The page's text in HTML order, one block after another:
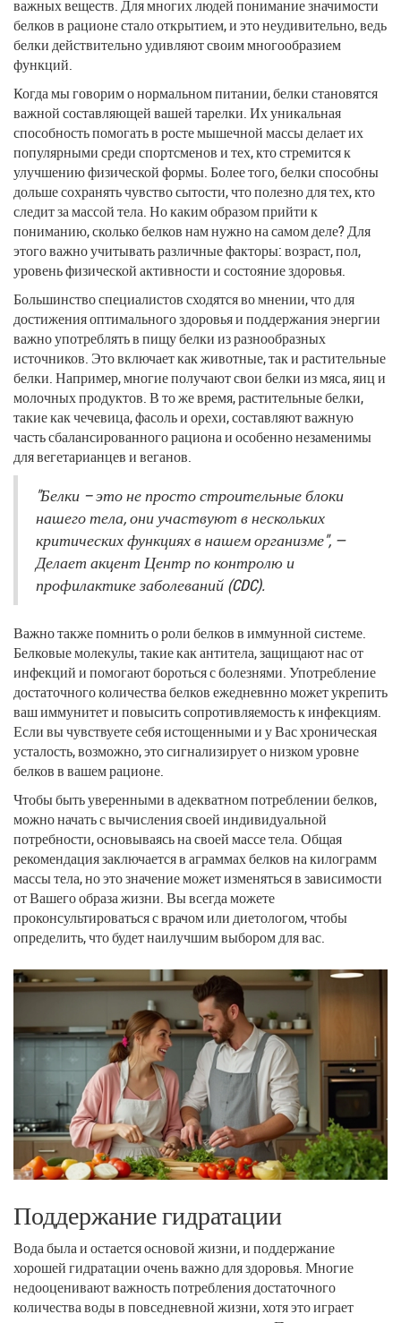
важных веществ. Для многих людей понимание значимости
белков в рационе стало открытием, и это неудивительно, ведь
белки действительно удивляют своим многообразием
функций.
Когда мы говорим о нормальном питании, белки становятся
важной составляющей вашей тарелки. Их уникальная
способность помогать в росте мышечной массы делает их
популярными среди спортсменов и тех, кто стремится к
улучшению физической формы. Более того, белки способны
дольше сохранять чувство сытости, что полезно для тех, кто
следит за массой тела. Но каким образом прийти к
пониманию, сколько белков нам нужно на самом деле? Для
этого важно учитывать различные факторы: возраст, пол,
уровень физической активности и состояние здоровья.
Большинство специалистов сходятся во мнении, что для
достижения оптимального здоровья и поддержания энергии
важно употреблять в пищу белки из разнообразных
источников. Это включает как животные, так и растительные
белки. Например, многие получают свои белки из мяса, яиц и
молочных продуктов. В то же время, растительные белки,
такие как чечевица, фасоль и орехи, составляют важную
часть сбалансированного рациона и особенно незаменимы
для вегетарианцев и веганов.
"Белки – это не просто строительные блоки
нашего тела, они участвуют в нескольких
критических функциях в нашем организме", —
Делает акцент Центр по контролю и
профилактике заболеваний (CDC).
Важно также помнить о роли белков в иммунной системе.
Белковые молекулы, такие как антитела, защищают нас от
инфекций и помогают бороться с болезнями. Употребление
достаточного количества белков ежедневнно может укрепить
ваш иммунитет и повысить сопротивляемость к инфекциям.
Если вы чувствуете себя истощенными и у Вас хроническая
усталость, возможно, это сигнализирует о низком уровне
белков в вашем рационе.
Чтобы быть уверенными в адекватном потреблении белков,
можно начать с вычисления своей индивидуальной
потребности, основываясь на своей массе тела. Общая
рекомендация заключается в аграммах белков на килограмм
массы тела, но это значение может изменяться в зависимости
от Вашего образа жизни. Вы всегда можете
проконсультироваться с врачом или диетологом, чтобы
определить, что будет наилучшим выбором для вас.
Поддержание гидратации
Вода была и остается основой жизни, и поддержание
хорошей гидратации очень важно для здоровья. Многие
недооценивают важность потребления достаточного
количества воды в повседневной жизни, хотя это играет